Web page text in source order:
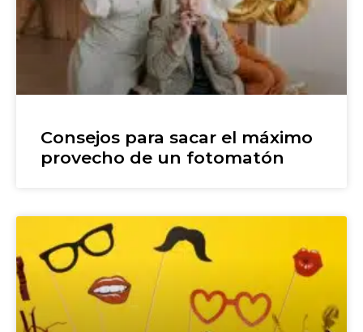
Consejos para sacar el máximo
provecho de un fotomatón